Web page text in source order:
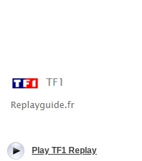
Play TF1 Replay